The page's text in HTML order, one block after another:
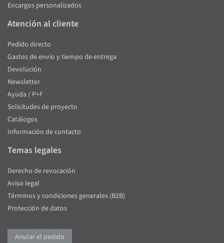
Encargos personalizados
Atención al cliente
Pedido directo
Gastos de envío y tiempo de entrega
Devolución
Newsletter
Ayuda / P+F
Solicitudes de proyecto
Catálogos
Información de contacto
Temas legales
Derecho de revocación
Aviso legal
Términos y condiciones generales (B2B)
Protección de datos
Anular el pedido